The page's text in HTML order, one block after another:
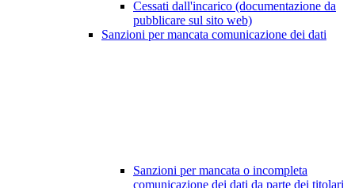
Cessati dall'incarico (documentazione da
pubblicare sul sito web)
Sanzioni per mancata comunicazione dei dati
Sanzioni per mancata o incompleta
comunicazione dei dati da parte dei titolari